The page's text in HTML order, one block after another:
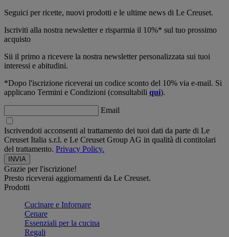
Seguici per ricette, nuovi prodotti e le ultime news di Le Creuset.
Iscriviti alla nostra newsletter e risparmia il 10%* sul tuo prossimo
acquisto
Sii il primo a ricevere la nostra newsletter personalizzata sui tuoi
interessi e abitudini.
*Dopo l'iscrizione riceverai un codice sconto del 10% via e-mail. Si
applicano Termini e Condizioni (consultabili qui).
Email
Iscrivendoti acconsenti al trattamento dei tuoi dati da parte di Le
Creuset Italia s.r.l. e Le Creuset Group AG in qualità di contitolari
del trattamento. Privacy Policy.
Grazie per l'iscrizione!
Presto riceverai aggiornamenti da Le Creuset.
Prodotti
Cucinare e Infornare
Cenare
Essenziali per la cucina
Regali